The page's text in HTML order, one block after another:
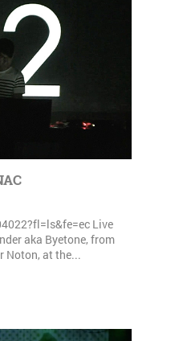
Live
aka Byetone, from
Noton, at the...